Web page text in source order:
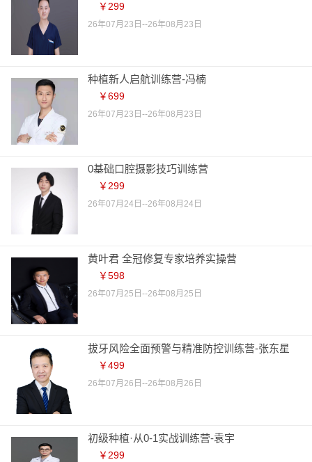
￥299
26年07月23日--26年08月23日
种植新人启航训练营-冯楠
￥699
26年07月23日--26年08月23日
0基础口腔摄影技巧训练营
￥299
26年07月24日--26年08月24日
黄叶君 全冠修复专家培养实操营
￥598
26年07月25日--26年08月25日
拔牙风险全面预警与精准防控训练营-张东星
￥499
26年07月26日--26年08月26日
初级种植·从0-1实战训练营-袁宇
￥299